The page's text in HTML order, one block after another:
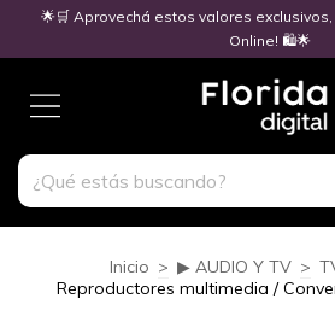
🌟🛒 Aprovechá estos valores
Online! 🛍️🌟
Inicio > ▶ AUDIO Y TV >
Reproductores multimedia /